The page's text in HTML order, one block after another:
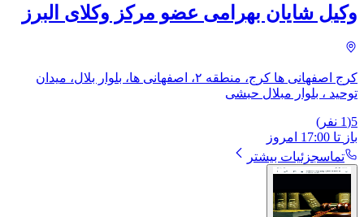
وکیل شایان بهرامی عضو مرکز وکلای البرز
کرج اصفهانی ها کرج، منطقه ۲، اصفهانی ها، بلوار بلال، ​میدان
توحید ، بلوار مبلال حبشی
5
(
1 نفر)
باز تا 17:00 امروز
تماسجزئیات بیشتر